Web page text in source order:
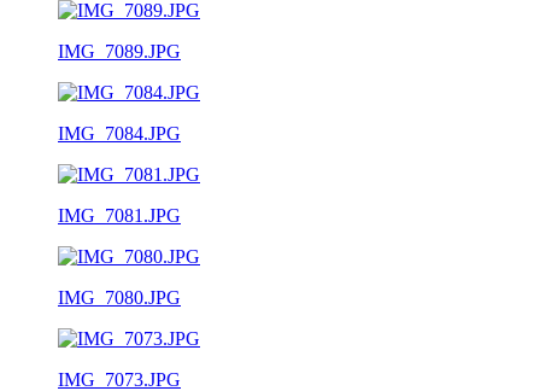
IMG_7089.JPG
IMG_7084.JPG
IMG_7081.JPG
IMG_7080.JPG
IMG_7073.JPG